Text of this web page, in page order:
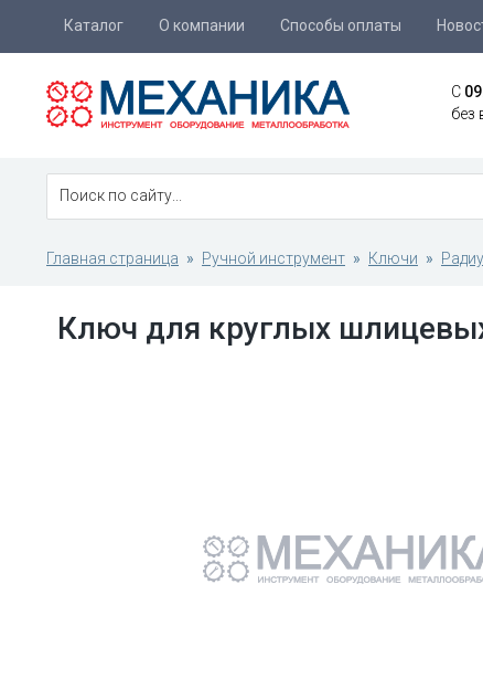
Каталог О компании Способы оплаты
C
без
Главная страница Ручной инструмент Ключи
Ключ для круглых